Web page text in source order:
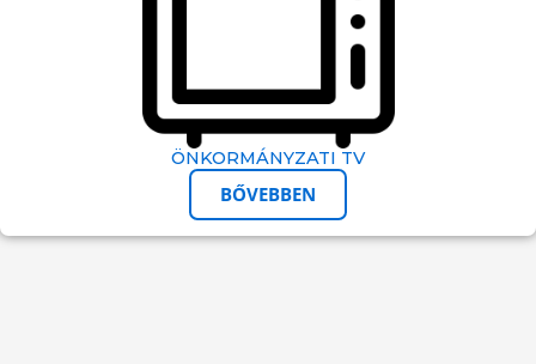
ÖNKORMÁNYZATI TV
BŐVEBBEN